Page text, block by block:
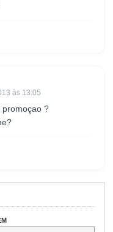
às 13:05
promoçao ?